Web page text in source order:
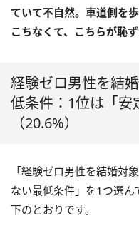
ていて不自然。車道側を
こちなくて、こちらが恥
経験ゼロ男性を結
低条件：1位は「安
（20.6%）
「経験ゼロ男性を結婚対
ない最低条件」を1つ選
下のとおりです。